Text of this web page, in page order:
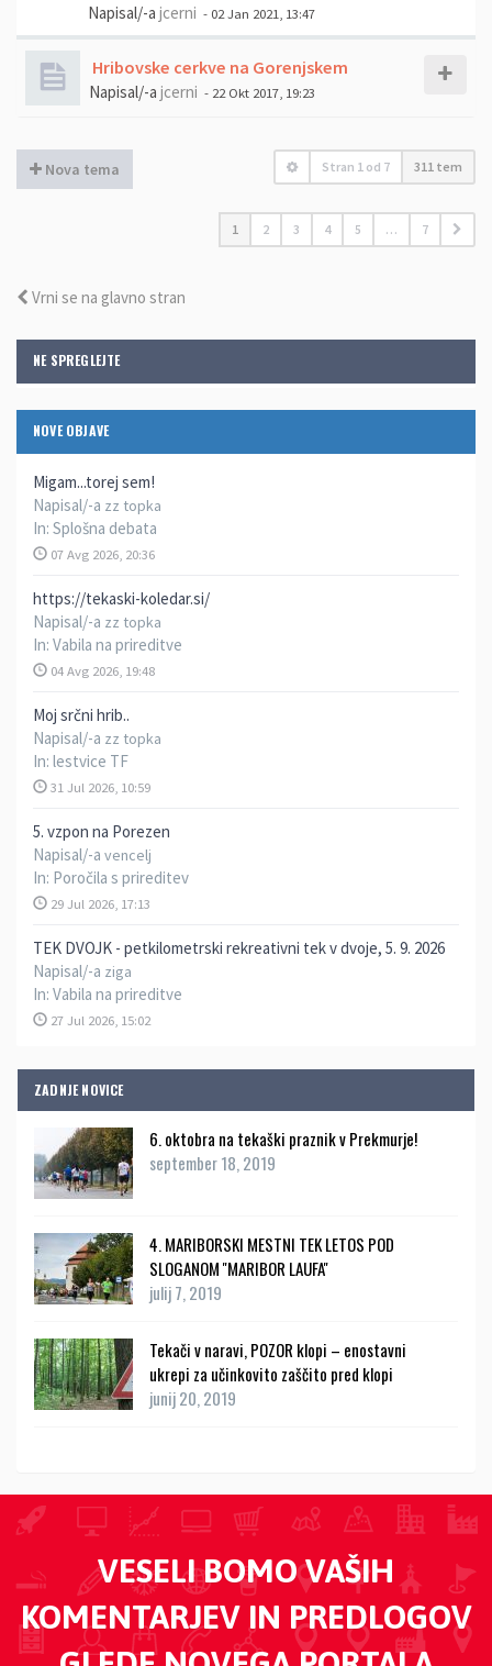
NE SPREGLEJTE
NOVE OBJAVE
Migam...torej sem!
Napisal/-a zz topka
In: Splošna debata
07 Avg 2026, 20:36
https://tekaski-koledar.si/
Napisal/-a zz topka
In: Vabila na prireditve
04 Avg 2026, 19:48
Moj srčni hrib..
Napisal/-a zz topka
In: lestvice TF
31 Jul 2026, 10:59
5. vzpon na Porezen
Napisal/-a vencelj
In: Poročila s prireditev
29 Jul 2026, 17:13
TEK DVOJK - petkilometrski rekreativni tek v dvoje, 5. 9. 2026
Napisal/-a ziga
In: Vabila na prireditve
27 Jul 2026, 15:02
ZADNJE NOVICE
6. oktobra na tekaški praznik v Prekmurje!
september 18, 2019
4. MARIBORSKI MESTNI TEK LETOS POD
SLOGANOM ''MARIBOR LAUFA''
julij 7, 2019
Tekači v naravi, POZOR klopi – enostavni
ukrepi za učinkovito zaščito pred klopi
junij 20, 2019
Napisal/-a jcerni - 02 Jan 2021, 13:47
Hribovske cerkve na Gorenjskem
Napisal/-a jcerni - 22 Okt 2017, 19:23
Nova tema Stran 1 od 7 311 tem
1 2 3 4 5 … 7
Vrni se na glavno stran
VESELI BOMO VAŠIH
KOMENTARJEV IN PREDLOGOV